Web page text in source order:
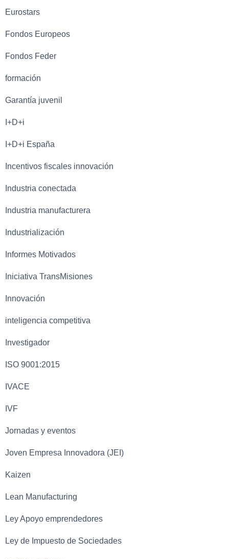
Eurostars
Fondos Europeos
Fondos Feder
formación
Garantía juvenil
I+D+i
I+D+i España
Incentivos fiscales innovación
Industria conectada
Industria manufacturera
Industrialización
Informes Motivados
Iniciativa TransMisiones
Innovación
inteligencia competitiva
Investigador
ISO 9001:2015
IVACE
IVF
Jornadas y eventos
Joven Empresa Innovadora (JEI)
Kaizen
Lean Manufacturing
Ley Apoyo emprendedores
Ley de Impuesto de Sociedades